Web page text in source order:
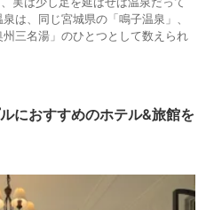
は、同じ宮城県の「鳴子温泉」、
三名湯」のひとつとして数えられ
におすすめのホテル&旅館を